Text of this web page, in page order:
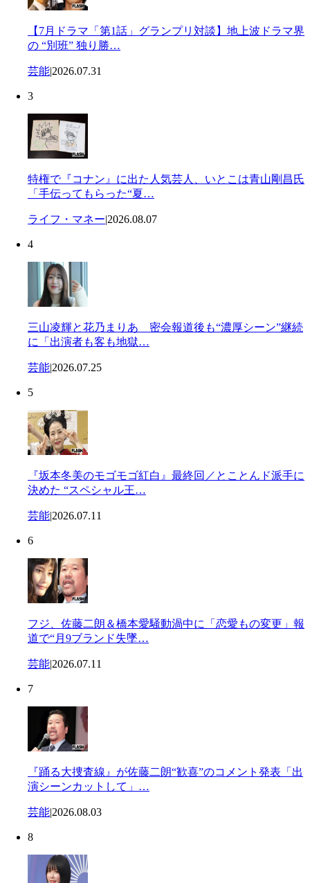
【7月ドラマ「第1話」グランプリ対談】地上波ドラマ界
の “別班” 独り勝…
芸能|2026.07.31
3
特権で『コナン』に出た人気芸人、いとこは青山剛昌氏
「手伝ってもらった“夏…
ライフ・マネー|2026.08.07
4
三山凌輝と花乃まりあ 密会報道後も“濃厚シーン”継続
に「出演者も客も地獄…
芸能|2026.07.25
5
『坂本冬美のモゴモゴ紅白』最終回／とことんド派手に
決めた “スペシャル王…
芸能|2026.07.11
6
フジ、佐藤二朗＆橋本愛騒動渦中に「恋愛もの変更」報
道で“月9ブランド失墜…
芸能|2026.07.11
7
『踊る大捜査線』が佐藤二朗“歓喜”のコメント発表「出
演シーンカットして」…
芸能|2026.08.03
8